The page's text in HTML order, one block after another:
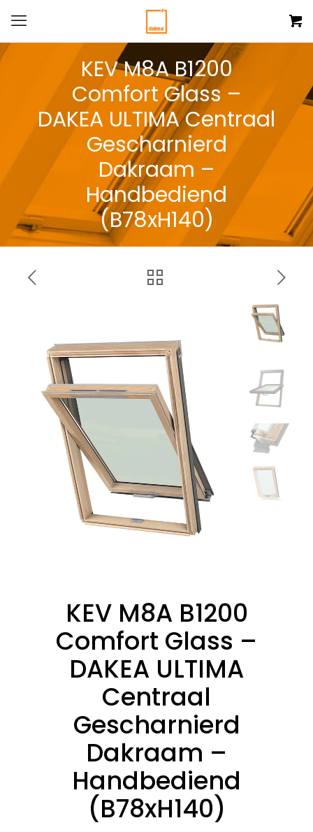
KEV M8A B1200
Comfort Glass –
DAKEA ULTIMA Centraal
Gescharnierd
Dakraam –
Handbediend
(B78xH140)
KEV M8A B1200
Comfort Glass –
DAKEA ULTIMA
Centraal
Gescharnierd
Dakraam –
Handbediend
(B78xH140)